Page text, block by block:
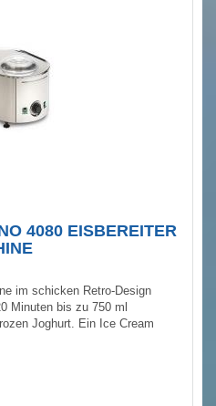
4080 EISBEREITER
im schicken Retro-Design
Minuten bis zu 750 ml
Joghurt. Ein Ice Cream